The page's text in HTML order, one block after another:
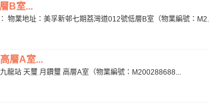
B室...
物業地址：美孚新邨七期荔灣道012號低層B室（物業編號：M2...
層A室...
龍站 天璽 月鑽璽 高層A室（物業編號：M200288688...